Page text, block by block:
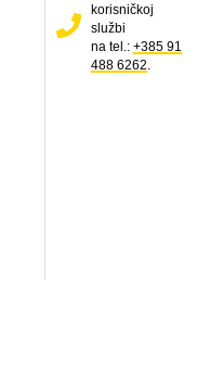
korisničkoj
službi
na tel.: +385 91
488 6262